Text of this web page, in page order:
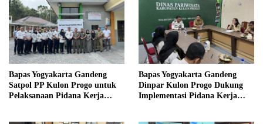
Bapas Yogyakarta Gandeng
Satpol PP Kulon Progo untuk
Pelaksanaan Pidana Kerja
Bapas Yogyakarta Gandeng
Dinpar Kulon Progo Dukung
Implementasi Pidana Kerja